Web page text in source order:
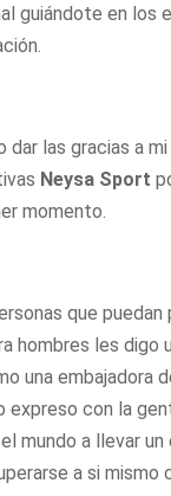
guiándote en los
dar las gracias a
Neysa Sport
momento.
que puedan
hombres les digo
una embajadora
expreso con la
mundo a llevar
a si mismo